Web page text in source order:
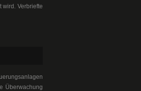
wird. Verbriefte
Überwachung